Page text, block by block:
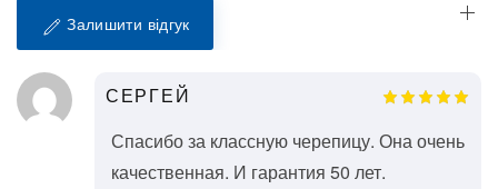
Залишити відгук
СЕРГЕЙ
Спасибо за классную черепицу. Она очень
качественная. И гарантия 50 лет.